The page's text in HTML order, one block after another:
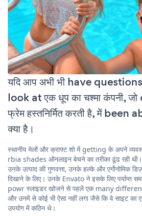
यदि आप अभी भी have
look at एक धूप का चश्मा कंपनी,
फ्रेम हस्तनिर्मित करती है, में
क्या है।
स्थानीय मेलों और क्राफ्ट शो में getting के अपने
rbia shades ऑनलाइन बेचने का तरीका ढूंढ रही
उनके उत्पाद की गुणवत्ता, उनके हल्के और एर्गोनोमिक
दिखाने के लिए। उनके Envato ने इसके लिए पर्याप्त
powr स्लाइडर खोजने से पहले एक many
और उनमें से कोई भी ऐसा नहीं लगा जैसे कि वे साइट का
उपयोग में कठिन थे।